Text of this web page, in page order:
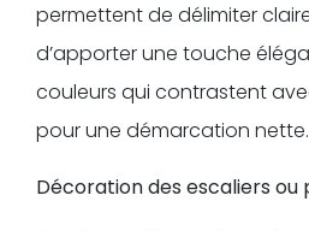
permettent de délimiter
d’apporter une touche
couleurs qui contrastent
pour une démarcation nette.
Décoration des escaliers ou